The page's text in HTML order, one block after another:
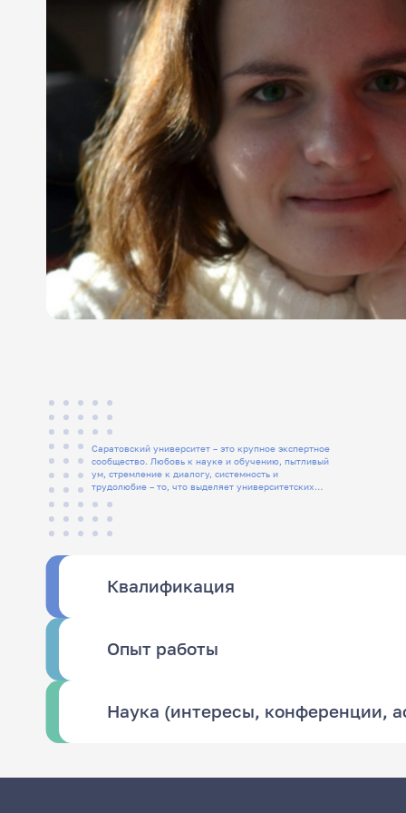
Саратовский университет – это крупное экспертное
сообщество. Любовь к науке и обучению, пытливый
ум, стремление к диалогу, системность и
трудолюбие – то, что выделяет университетских
Квалификация
Опыт работы
Наука (интересы, конференции,